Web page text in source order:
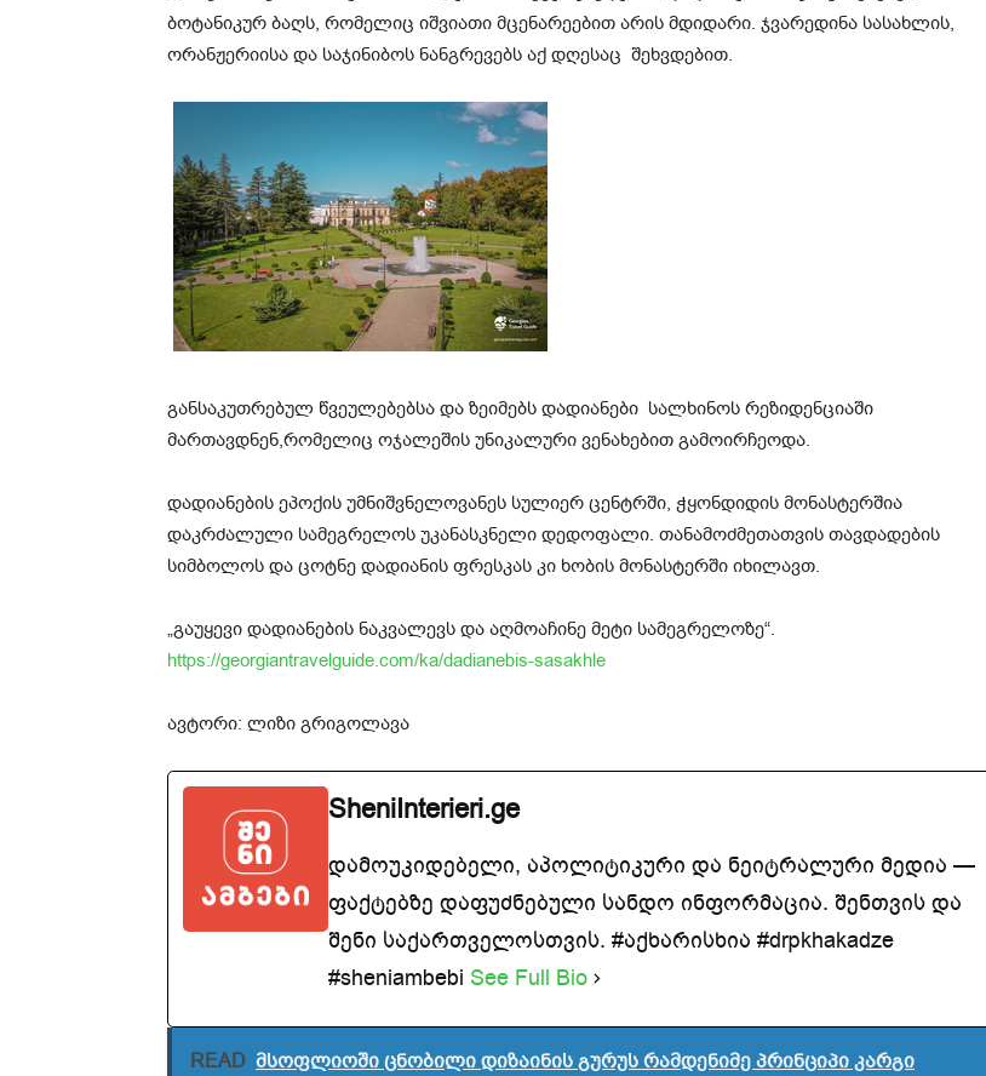
ბოტანიკურ ბაღს, რომელიც იშვიათი მცენარეებით არის მდიდარი. ჯვარედინა სასახლის,
ორანჟერიისა და საჯინიბოს ნანგრევებს აქ დღესაც შეხვდებით.
განსაკუთრებულ წვეულებებსა და ზეიმებს დადიანები სალხინოს რეზიდენციაში
მართავდნენ,რომელიც ოჯალეშის უნიკალური ვენახებით გამოირჩეოდა.
დადიანების ეპოქის უმნიშვნელოვანეს სულიერ ცენტრში, ჭყონდიდის მონასტერშია
დაკრძალული სამეგრელოს უკანასკნელი დედოფალი. თანამოძმეთათვის თავდადების
სიმბოლოს და ცოტნე დადიანის ფრესკას კი ხობის მონასტერში იხილავთ.
„გაუყევი დადიანების ნაკვალევს და აღმოაჩინე მეტი სამეგრელოზე“.
https://georgiantravelguide.com/ka/dadianebis-sasakhle
ავტორი: ლიზი გრიგოლავა
SheniInterieri.ge
დამოუკიდებელი, აპოლიტიკური და ნეიტრალური მედია —
ფაქტებზე დაფუძნებული სანდო ინფორმაცია. შენთვის და
შენი საქართველოსთვის. #აქხარისხია #drpkhakadze
#sheniambebi See Full Bio
READ მსოფლიოში ცნობილი დიზაინის გურუს რამდენიმე პრინციპი კარგი